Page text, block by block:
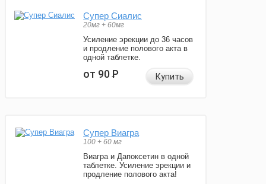
Супер Сиалис
20мг + 60мг
Усиление эрекции до 36 часов
и продление полового акта в
одной таблетке.
от 90Р Купить
Супер Виагра
100 + 60 мг
Виагра и Дапоксетин в одной
таблетке. Усиление эрекции и
продление полового акта!